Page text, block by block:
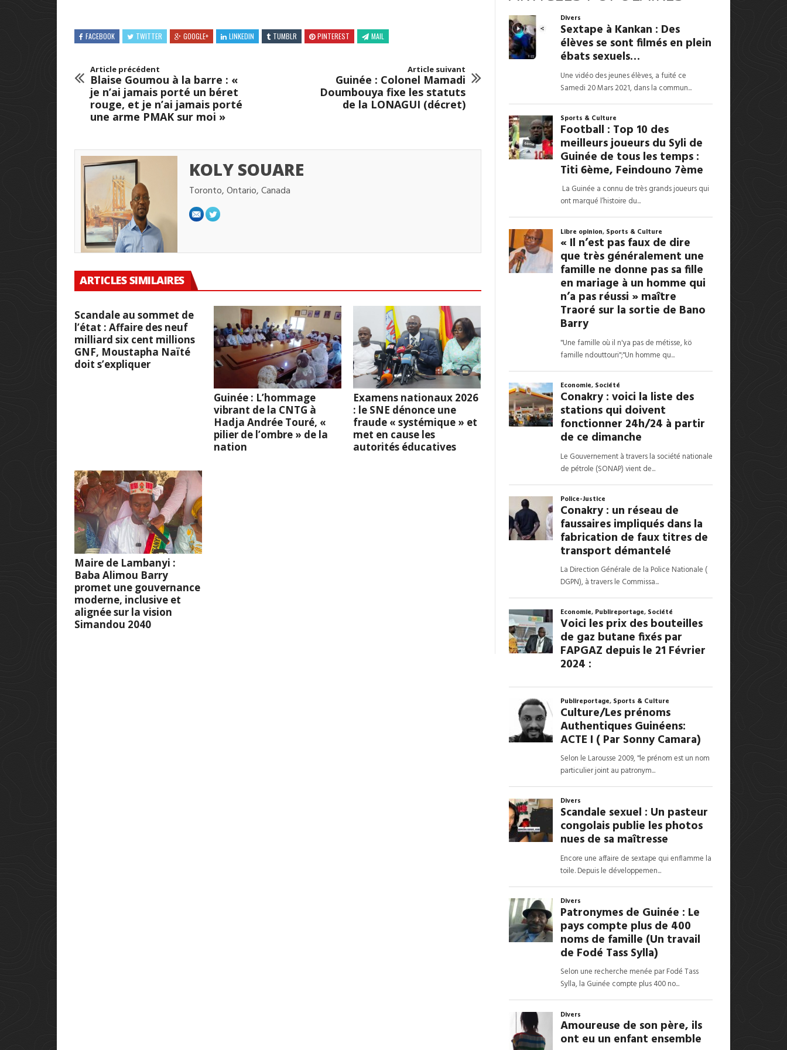
FACEBOOK TWITTER GOOGLE+ LINKEDIN TUMBLR PINTEREST MAIL
Article précédent
Blaise Goumou à la barre : «
je n’ai jamais porté un béret
rouge, et je n’ai jamais porté
une arme PMAK sur moi »
Article suivant
Guinée : Colonel Mamadi
Doumbouya fixe les statuts
de la LONAGUI (décret)
KOLY SOUARE
Toronto, Ontario, Canada
ARTICLES SIMILAIRES
Scandale au sommet de
l’état : Affaire des neuf
milliard six cent millions
GNF, Moustapha Naïté
doit s’expliquer
Guinée : L’hommage
vibrant de la CNTG à
Hadja Andrée Touré, «
pilier de l’ombre » de la
nation
Examens nationaux 2026
: le SNE dénonce une
fraude « systémique » et
met en cause les
autorités éducatives
Maire de Lambanyi :
Baba Alimou Barry
promet une gouvernance
moderne, inclusive et
alignée sur la vision
Simandou 2040